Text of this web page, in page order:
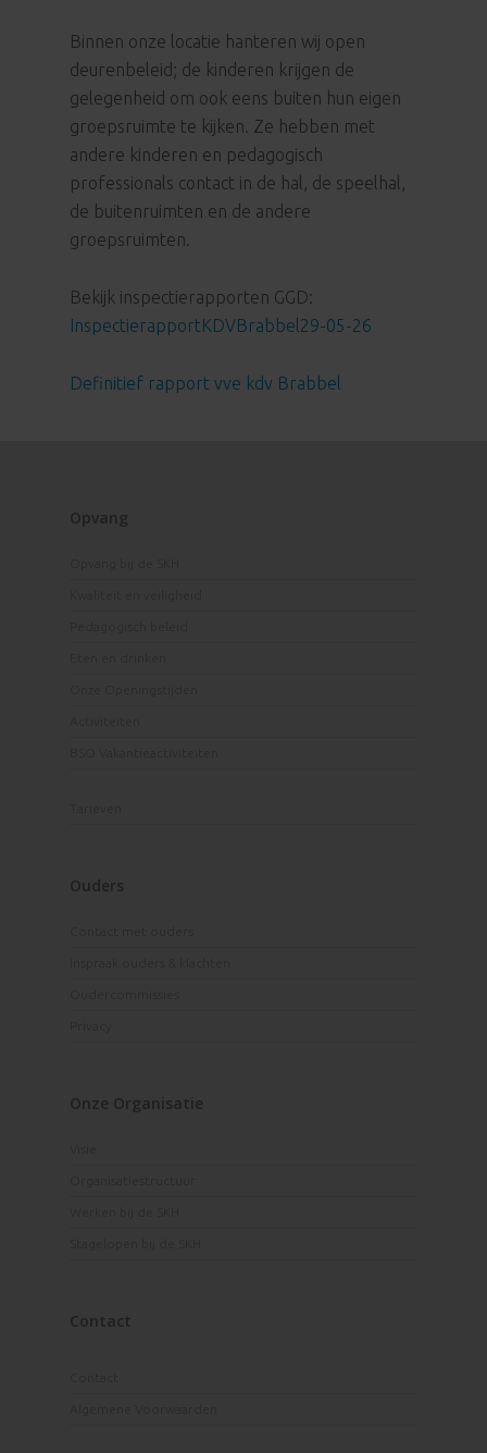
Binnen onze locatie hanteren wij open
deurenbeleid; de kinderen krijgen de
gelegenheid om ook eens buiten hun eigen
groepsruimte te kijken. Ze hebben met
andere kinderen en pedagogisch
professionals contact in de hal, de speelhal,
de buitenruimten en de andere
groepsruimten.
Bekijk inspectierapporten GGD:
InspectierapportKDVBrabbel29-05-26
Definitief rapport vve kdv Brabbel
Opvang
Ouders
Onze Organisatie
Contact